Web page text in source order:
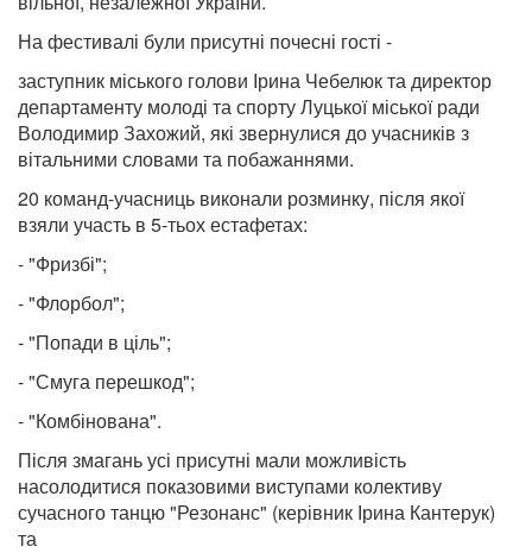
На фестивалі були присутні почесні гості -
заступник міського голови Ірина Чебелюк та директор
департаменту молоді та спорту Луцької міської ради
Володимир Захожий, які звернулися до учасників з
вітальними словами та побажаннями.
20 команд-учасниць виконали розминку, після якої
взяли участь в 5-тьох естафетах:
- "Фризбі";
- "Флорбол";
- "Попади в ціль";
- "Смуга перешкод";
- "Комбінована".
Після змагань усі присутні мали можливість
насолодитися показовими виступами колективу
сучасного танцю "Резонанс" (керівник Ірина Кантерук)
та